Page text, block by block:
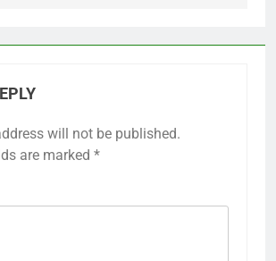
will not be published.
are marked *